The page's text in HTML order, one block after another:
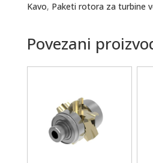
Kavo, Paketi rotora za turbine
Povezani